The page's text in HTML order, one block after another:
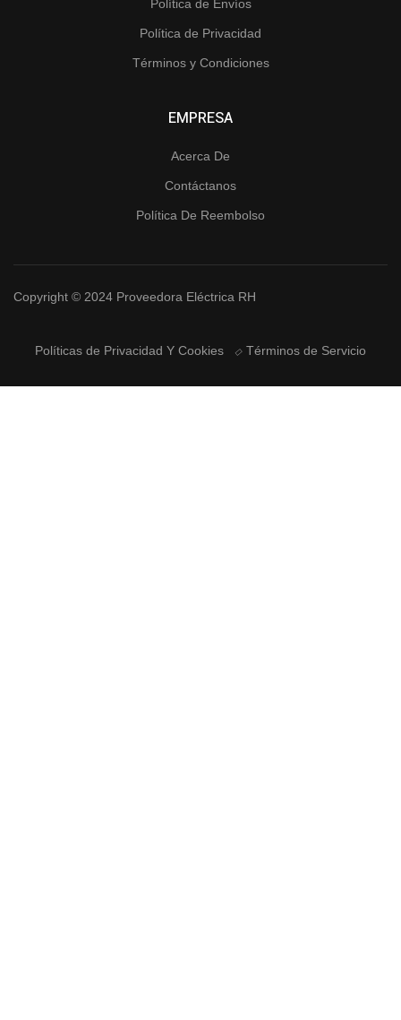
Política de Envíos
Política de Privacidad
Términos y Condiciones
EMPRESA
Acerca De
Contáctanos
Política De Reembolso
Copyright © 2024 Proveedora Eléctrica RH
Políticas de Privacidad Y Cookies Términos de Servicio